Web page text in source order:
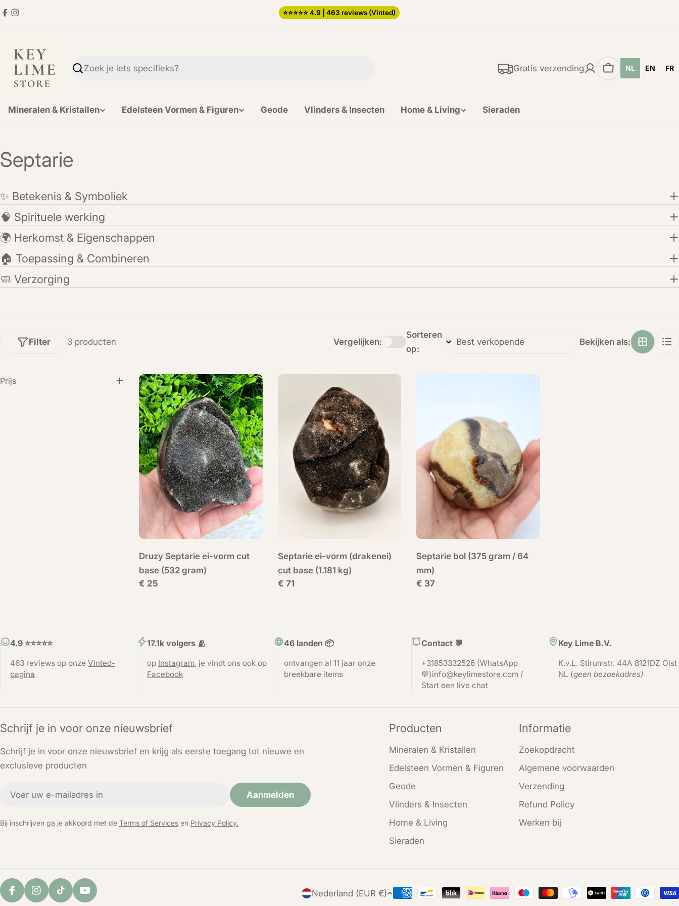
Ga
inhoud
Facebook
Instagram
⭐️⭐️⭐️⭐️⭐️ 4.9 | 463 reviews (Vinted)
Zoekopdracht
Gratis verzending
Winkelwagen
NL EN FR
Mineralen & Kristallen Edelsteen Vormen & Figuren Geode Vlinders & Insecten Home & Living Sieraden
Septarie
✨ Betekenis & Symboliek
🧠 Spirituele werking
🌍 Herkomst & Eigenschappen
🏠 Toepassing & Combineren
🧼 Verzorging
3 producten
Filter Vergelijken:
Sorteren
op:
Bekijken als:
Prijs
Druzy Septarie ei-vorm cut
base (532 gram)
Normale
€ 25
Septarie ei-vorm (drakenei)
cut base (1.181 kg)
Normale
€ 71
Septarie bol (375 gram / 64
mm)
Normale
€ 37
4.9 ⭐️⭐️⭐️⭐️⭐️
463 reviews op onze Vinted-
pagina
17.1k volgers 🫂
op Instagram, je vindt ons ook op
Facebook
46 landen 📦
ontvangen al 11 jaar onze
breekbare items
Contact 💬
+31853332526 (WhatsApp
💬)info@keylimestore.com /
Start een live chat
Key Lime B.V.
K.v.L. Stirumstr. 44A 8121DZ Olst
NL (geen bezoekadres)
Schrijf je in voor onze nieuwsbrief
Schrijf je in voor onze nieuwsbrief en krijg als eerste toegang tot nieuwe en
exclusieve producten
Aanmelden
Bij inschrijven ga je akkoord met de Terms of Services en Privacy Policy.
Producten
Mineralen & Kristallen
Edelsteen Vormen & Figuren
Geode
Vlinders & Insecten
Home & Living
Sieraden
Informatie
Zoekopdracht
Algemene voorwaarden
Verzending
Refund Policy
Werken bij
L Nederland (EUR €) Betaalmethoden
FacebookInstagram
TikTokYouTube